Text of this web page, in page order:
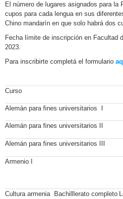
El número de lugares asignados para la
cupos para cada lengua en sus
Chino mandarín en que solo habrá dos
Fecha límite de inscripción en Facultad
2023.
Para inscribirte completá el formulario
Curso
Alemán para fines universitarios I
Alemán para fines universitarios II
Alemán para fines universitarios III
Armenio I
Cultura armenia
Bachilllerato completo